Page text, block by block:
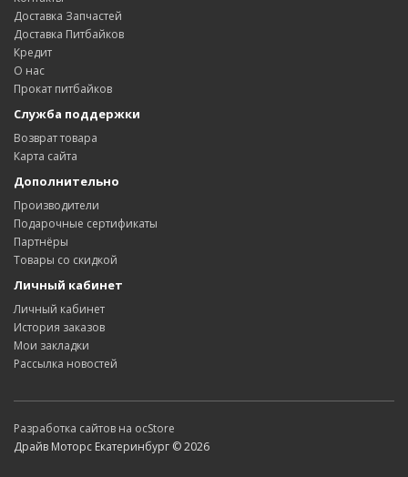
Доставка Запчастей
Доставка Питбайков
Кредит
О нас
Прокат питбайков
Служба поддержки
Возврат товара
Карта сайта
Дополнительно
Производители
Подарочные сертификаты
Партнёры
Товары со скидкой
Личный кабинет
Личный кабинет
История заказов
Мои закладки
Рассылка новостей
Разработка сайтов на ocStore
Драйв Моторс Екатеринбург © 2026